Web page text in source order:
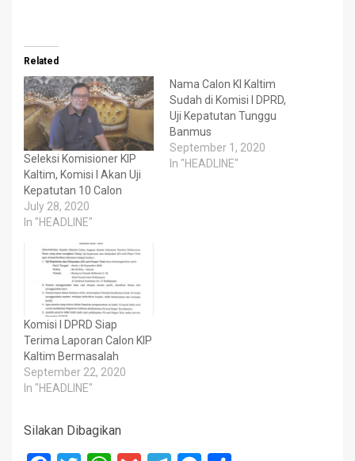
Related
Seleksi Komisioner KIP
Kaltim, Komisi I Akan Uji
Kepatutan 10 Calon
July 28, 2020
In "HEADLINE"
Nama Calon KI Kaltim
Sudah di Komisi I DPRD,
Uji Kepatutan Tunggu
Banmus
September 1, 2020
In "HEADLINE"
Komisi I DPRD Siap
Terima Laporan Calon KIP
Kaltim Bermasalah
September 22, 2020
In "HEADLINE"
Silakan Dibagikan